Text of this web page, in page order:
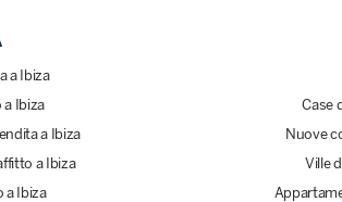
a Ibiza
a Ibiza
a Ibiza
a Ibiza
a Ibiza
Case
Nuove
Ville